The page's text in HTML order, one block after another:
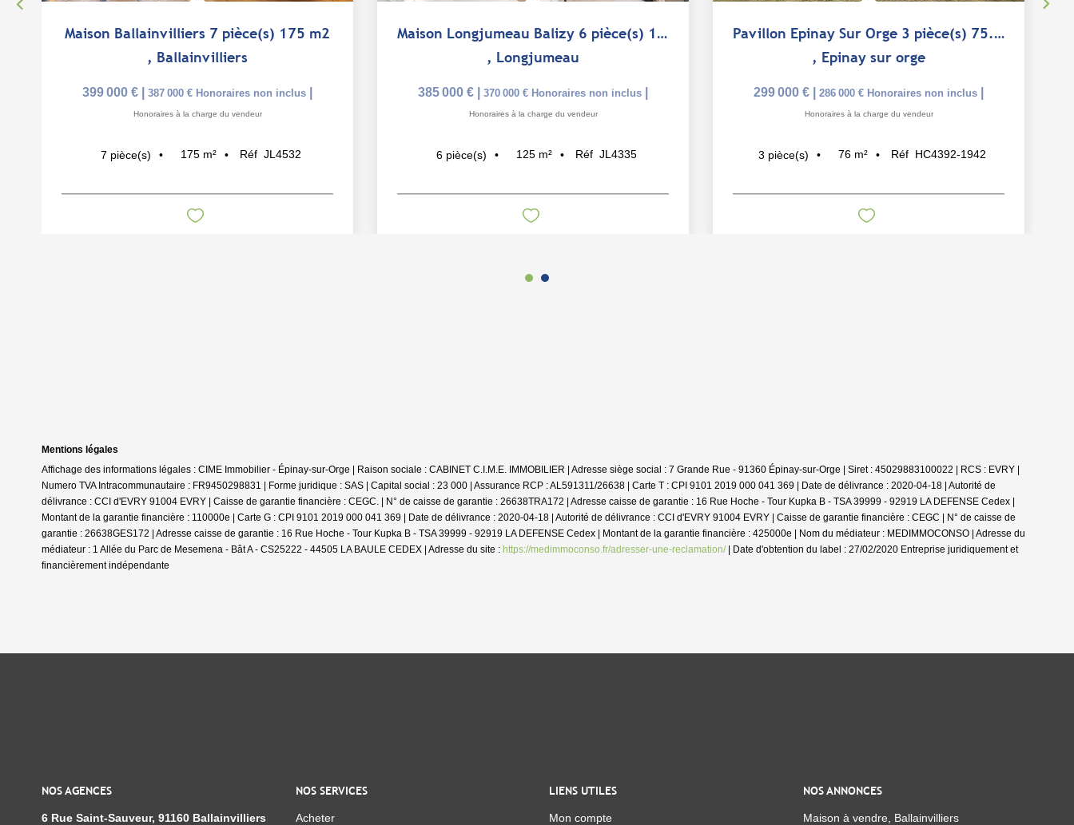
Maison Ballainvilliers 7 pièce(s) 175 m2
, Ballainvilliers
399 000 € 387 000 € Honoraires non inclus
Honoraires à la charge du vendeur
7 pièce(s) 175 m² Réf JL4532
Maison Longjumeau Balizy 6 pièce(s) 125 m²
, Longjumeau
385 000 € 370 000 € Honoraires non inclus
Honoraires à la charge du vendeur
6 pièce(s) 125 m² Réf JL4335
Pavillon Epinay Sur Orge 3 pièce(s) 75.59 m2
, Epinay sur orge
299 000 € 286 000 € Honoraires non inclus
Honoraires à la charge du vendeur
3 pièce(s) 76 m² Réf HC4392-1942
Mentions légales
Affichage des informations légales : CIME Immobilier - Épinay-sur-Orge | Raison sociale : CABINET C.I.M.E. IMMOBILIER | Adresse siège social : 7 Grande Rue - 91360 Épinay-sur-Orge | Siret : 45029883100022 | RCS : EVRY |
Numero TVA Intracommunautaire : FR9450298831 | Forme juridique : SAS | Capital social : 23 000 | Assurance RCP : AL591311/26638 | Carte T : CPI 9101 2019 000 041 369 | Date de délivrance : 2020-04-18 | Autorité de
délivrance : CCI d'EVRY 91004 EVRY | Caisse de garantie financière : CEGC. | N° de caisse de garantie : 26638TRA172 | Adresse caisse de garantie : 16 Rue Hoche - Tour Kupka B - TSA 39999 - 92919 LA DEFENSE Cedex |
Montant de la garantie financière : 110000e | Carte G : CPI 9101 2019 000 041 369 | Date de délivrance : 2020-04-18 | Autorité de délivrance : CCI d'EVRY 91004 EVRY | Caisse de garantie financière : CEGC | N° de caisse de
garantie : 26638GES172 | Adresse caisse de garantie : 16 Rue Hoche - Tour Kupka B - TSA 39999 - 92919 LA DEFENSE Cedex | Montant de la garantie financière : 425000e | Nom du médiateur : MEDIMMOCONSO | Adresse du
médiateur : 1 Allée du Parc de Mesemena - Bât A - CS25222 - 44505 LA BAULE CEDEX | Adresse du site : https://medimmoconso.fr/adresser-une-reclamation/| Date d'obtention du label : 27/02/2020 Entreprise juridiquement et
financièrement indépendante
NOS AGENCES
6 Rue Saint-Sauveur, 91160 Ballainvilliers
NOS SERVICES
Acheter
LIENS UTILES
Mon compte
NOS ANNONCES
Maison à vendre, Ballainvilliers